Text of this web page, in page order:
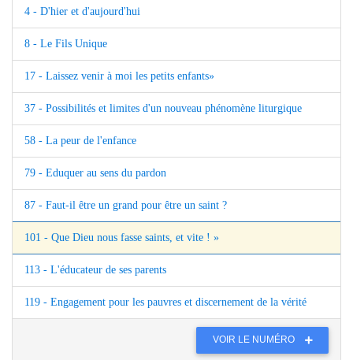
4 - D'hier et d'aujourd'hui
8 - Le Fils Unique
17 - Laissez venir à moi les petits enfants»
37 - Possibilités et limites d'un nouveau phénomène liturgique
58 - La peur de l'enfance
79 - Eduquer au sens du pardon
87 - Faut-il être un grand pour être un saint ?
101 - Que Dieu nous fasse saints, et vite ! »
113 - L'éducateur de ses parents
119 - Engagement pour les pauvres et discernement de la vérité
VOIR LE NUMÉRO